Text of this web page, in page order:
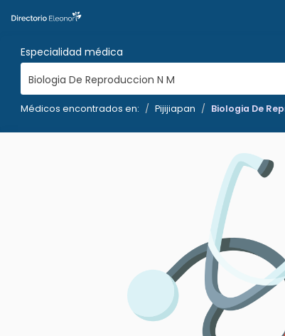
Especialidad médica
Biologia De Reproduccion N M
Médicos encontrados en: Pijijiapan Biologia De